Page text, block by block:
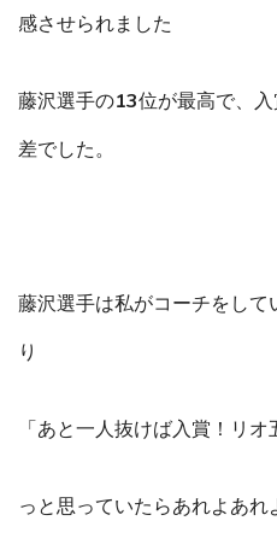
感させられました
藤沢選手の13位が最高で、
差でした。
藤沢選手は私がコーチをし
り
「あと一人抜けば入賞！リオ
っと思っていたらあれよあ